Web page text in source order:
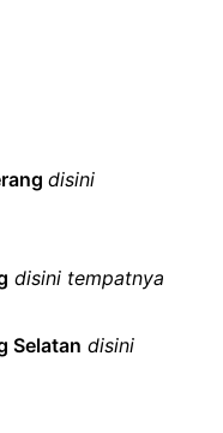
disini
disini tempatnya
Selatan disini